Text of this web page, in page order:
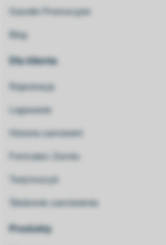
Gazetki Promocyjne
Blog
Dla klienta
Rejestracja
Logowanie
Historia zamówień
Formularz Zwrotu
Twój koszyk
Śledzenie zamówienia
Produkty